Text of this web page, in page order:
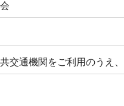
交通機関をご利用のうえ、